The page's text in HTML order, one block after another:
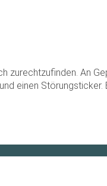
zurechtzufinden. An
einen